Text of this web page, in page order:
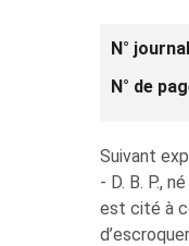
N° journal
N° de
Suivant
- D. B. P.,
est cité à